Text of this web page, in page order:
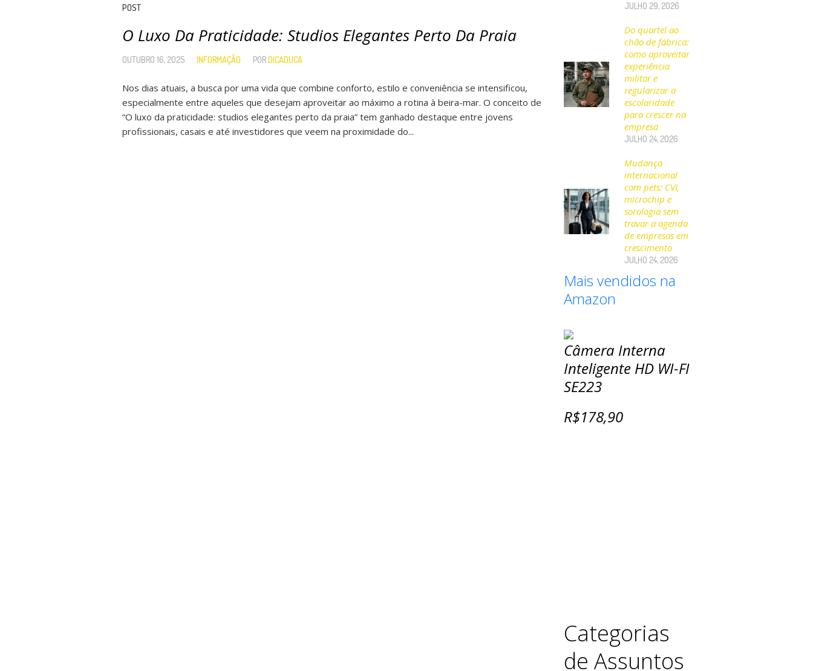
POST
O Luxo Da Praticidade: Studios Elegantes Perto Da Praia
OUTUBRO 16, 2025 INFORMAÇÃO PORDICADUCA
Nos dias atuais, a busca por uma vida que combine conforto, estilo e conveniência se intensificou,
especialmente entre aqueles que desejam aproveitar ao máximo a rotina à beira-mar. O conceito de
“O luxo da praticidade: studios elegantes perto da praia” tem ganhado destaque entre jovens
profissionais, casais e até investidores que veem na proximidade do...
JULHO 29, 2026
Do quartel ao
chão de fábrica:
como aproveitar
experiência
militar e
regularizar a
escolaridade
para crescer na
empresa
JULHO 24, 2026
Mudança
internacional
com pets: CVI,
microchip e
sorologia sem
travar a agenda
de empresas em
crescimento
JULHO 24, 2026
Mais vendidos na
Amazon
Câmera Interna
Inteligente HD WI-FI
SE223
R$178,90
Categorias
de Assuntos